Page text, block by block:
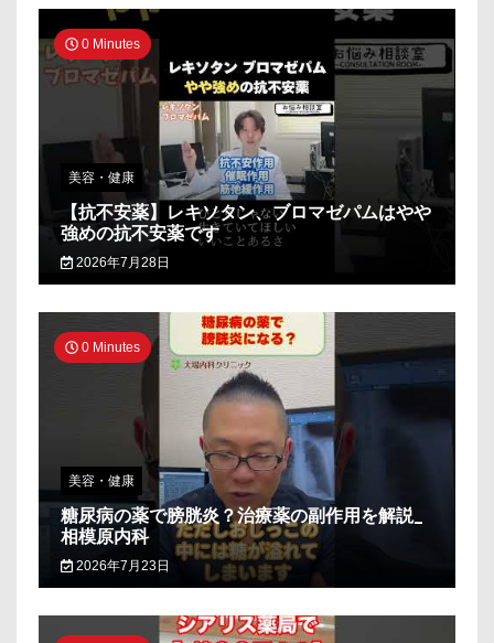
0 Minutes
美容・健康
【抗不安薬】レキソタン、ブロマゼパムはやや
強めの抗不安薬です
2026年7月28日
0 Minutes
美容・健康
糖尿病の薬で膀胱炎？治療薬の副作用を解説_
相模原内科
2026年7月23日